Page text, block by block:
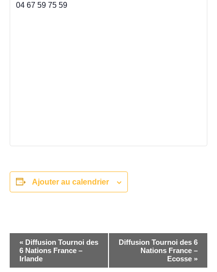
04 67 59 75 59
Ajouter au calendrier
Navigation
Évènement
« Diffusion Tournoi des
6 Nations France –
Irlande
Diffusion Tournoi des 6
Nations France –
Ecosse »